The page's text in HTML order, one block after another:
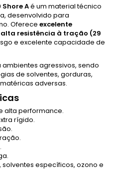
Aé um material técnico
desenvolvido para
Oferece excelente
resistência à tração (29
e excelente capacidade de
agressivos, sendo
de solventes, gorduras,
adversas.
alta performance.
rígido.
específicos, ozono e